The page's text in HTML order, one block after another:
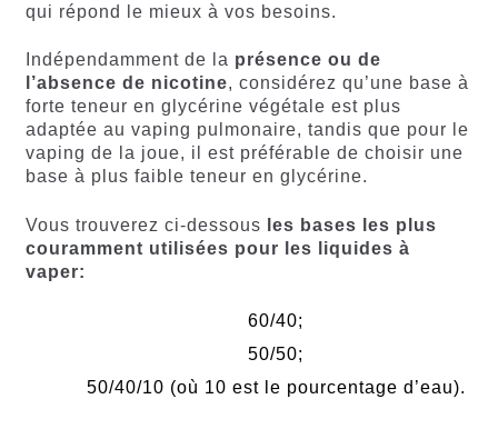
qui répond le mieux à vos besoins.
Indépendamment de la présence ou de
l’absence de nicotine, considérez qu’une base à
forte teneur en glycérine végétale est plus
adaptée au vaping pulmonaire, tandis que pour le
vaping de la joue, il est préférable de choisir une
base à plus faible teneur en glycérine.
Vous trouverez ci-dessous
les bases les plus
couramment utilisées pour les liquides à
vaper:
60/40;
50/50;
50/40/10 (où 10 est le pourcentage d’eau).